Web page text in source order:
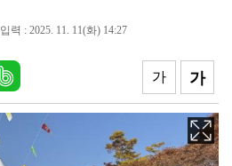
이' 복구 착수
전남광주특별시 서구, '생활밀착' 폭염 얼음생수 10만…
광산구, '제1회 일하는 시민예술제@광산' 일터 시민 …
입력 : 2025. 11. 11(화) 14:27
가
가